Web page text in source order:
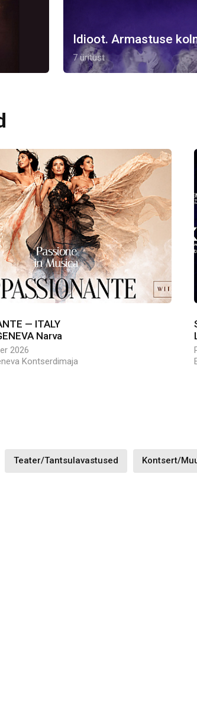
Idioot. Armastuse
7 üritust
— ITALY
Narva
2026
Kontserdimaja
Teater/Tantsulavastused Kontsert/